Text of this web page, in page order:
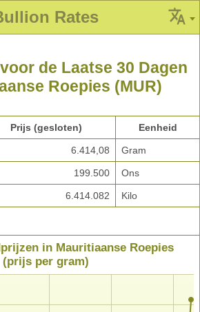
Rates
de Laatse 30 Dagen
Roepies (MUR)
Prijs (gesloten) Eenheid
6.414,08 Gram
199.500 Ons
6.414.082 Kilo
in Mauritiaanse Roepies
(prijs per gram)